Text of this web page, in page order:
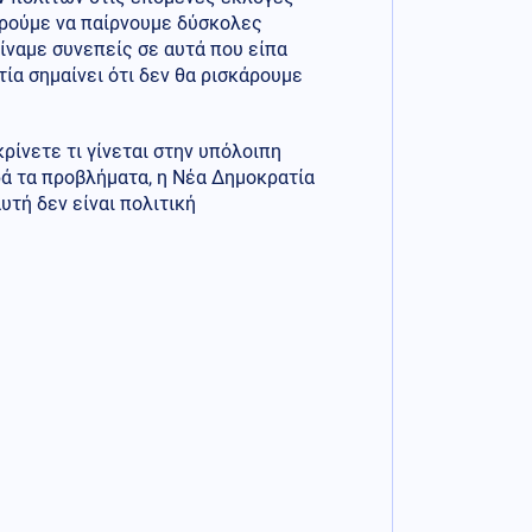
να παίρνουμε δύσκολες
συνεπείς σε αυτά που είπα
σημαίνει ότι δεν θα ρισκάρουμε
τι γίνεται στην υπόλοιπη
τα προβλήματα, η Νέα Δημοκρατία
δεν είναι πολιτική